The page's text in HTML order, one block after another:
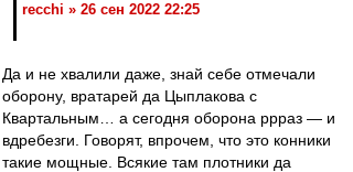
recchi » 26 сен 2022 22:25
Да и не хвалили даже, знай себе отмечали
оборону, вратарей да Цыплакова с
Квартальным… а сегодня оборона ррраз — и
вдребезги. Говорят, впрочем, что это конники
такие мощные. Всякие там плотники да